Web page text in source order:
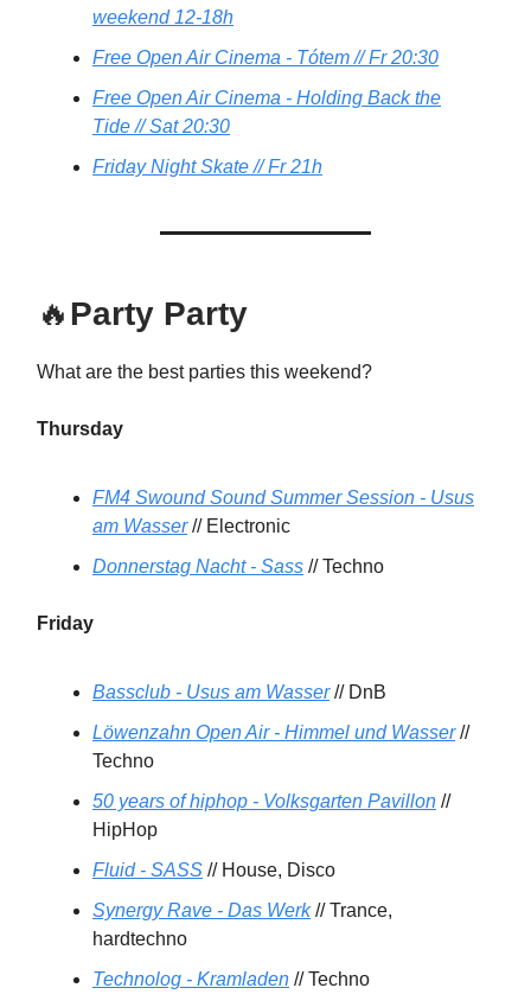
weekend 12-18h
Free Open Air Cinema - Tótem // Fr 20:30
Free Open Air Cinema - Holding Back the
Tide // Sat 20:30
Friday Night Skate // Fr 21h
🔥Party Party
What are the best parties this weekend?
Thursday
FM4 Swound Sound Summer Session - Usus
am Wasser// Electronic
Donnerstag Nacht - Sass // Techno
Friday
Bassclub - Usus am Wasser// DnB
Löwenzahn Open Air - Himmel und Wasser//
Techno
50 years of hiphop - Volksgarten Pavillon //
HipHop
Fluid - SASS // House, Disco
Synergy Rave - Das Werk// Trance,
hardtechno
Technolog - Kramladen // Techno